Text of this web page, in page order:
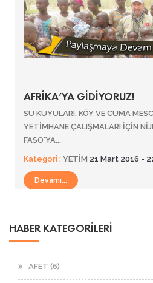
AFRİKA’YA GİDİYORUZ!
SU KUYULARI, KÖY VE CUMA
YETİMHANE ÇALIŞMALARI İÇİN
FASO'YA...
Kategori : YETİM 21 Mart 2016 -
Devamı...
HABER KATEGORİLERİ
AFET (6)